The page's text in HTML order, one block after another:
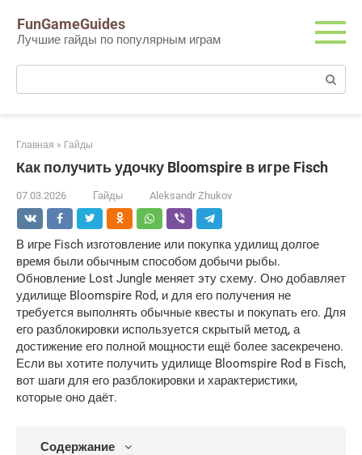
контенту
FunGameGuides
Лучшие гайды по популярным играм
Поиск:
Главная » Гайды
Как получить удочку Bloomspire в игре Fisch
07.03.2026 Гайды Aleksandr Zhukov
В игре Fisch изготовление или покупка удилищ долгое
время были обычным способом добычи рыбы.
Обновление Lost Jungle меняет эту схему. Оно добавляет
удилище Bloomspire Rod, и для его получения не
требуется выполнять обычные квесты и покупать его. Для
его разблокировки используется скрытый метод, а
достижение его полной мощности ещё более засекречено.
Если вы хотите получить удилище Bloomspire Rod в Fisch,
вот шаги для его разблокировки и характеристики,
которые оно даёт.
Содержание